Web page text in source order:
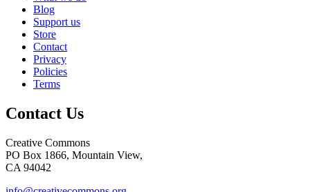
Blog
Support us
Store
Contact
Privacy
Policies
Terms
Contact Us
Creative Commons
PO Box 1866, Mountain View,
CA 94042